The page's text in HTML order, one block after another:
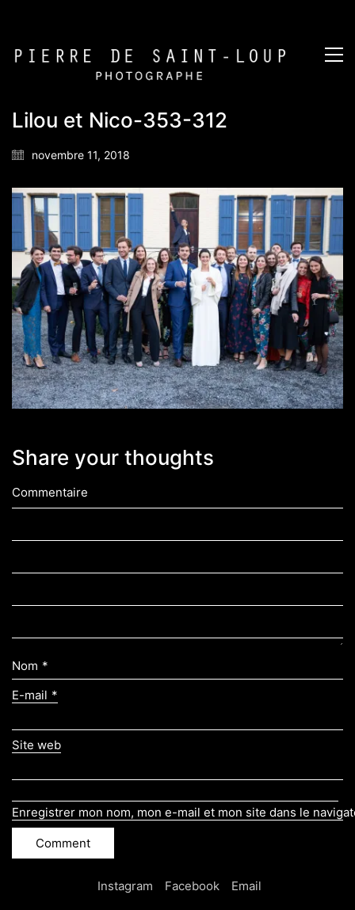
Lilou et Nico-353-312
novembre 11, 2018
Share your thoughts
Commentaire
Nom *
E-mail *
Site web
Enregistrer mon nom, mon e-mail et mon site dans le
Instagram Facebook Email